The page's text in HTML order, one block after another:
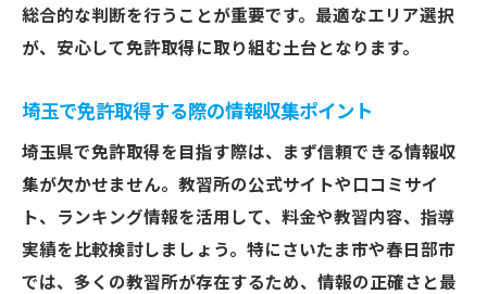
総合的な判断を行うことが重要です。最適なエリア選択
が、安心して免許取得に取り組む土台となります。
埼玉で免許取得する際の情報収集ポイント
埼玉県で免許取得を目指す際は、まず信頼できる情報収
集が欠かせません。教習所の公式サイトや口コミサイ
ト、ランキング情報を活用して、料金や教習内容、指導
実績を比較検討しましょう。特にさいたま市や春日部市
では、多くの教習所が存在するため、情報の正確さと最